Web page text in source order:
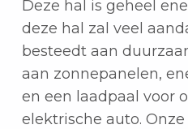
Deze hal is geheel
deze hal zal veel
besteedt aan
aan zonnepanelen,
en een laadpaal voor
elektrische auto.